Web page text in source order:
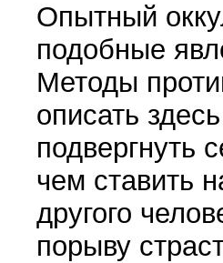
Опытный
подобные
Методы
описать
подвергнуть
чем ставить
другого
порыву